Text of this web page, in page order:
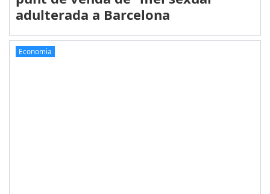
adulterada a Barcelona
Economia